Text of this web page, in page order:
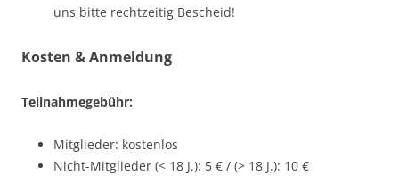
uns bitte rechtzeitig Bescheid!
Kosten & Anmeldung
Teilnahmegebühr:
Mitglieder: kostenlos
Nicht-Mitglieder (< 18 J.): 5 € / (> 18 J.): 10 €